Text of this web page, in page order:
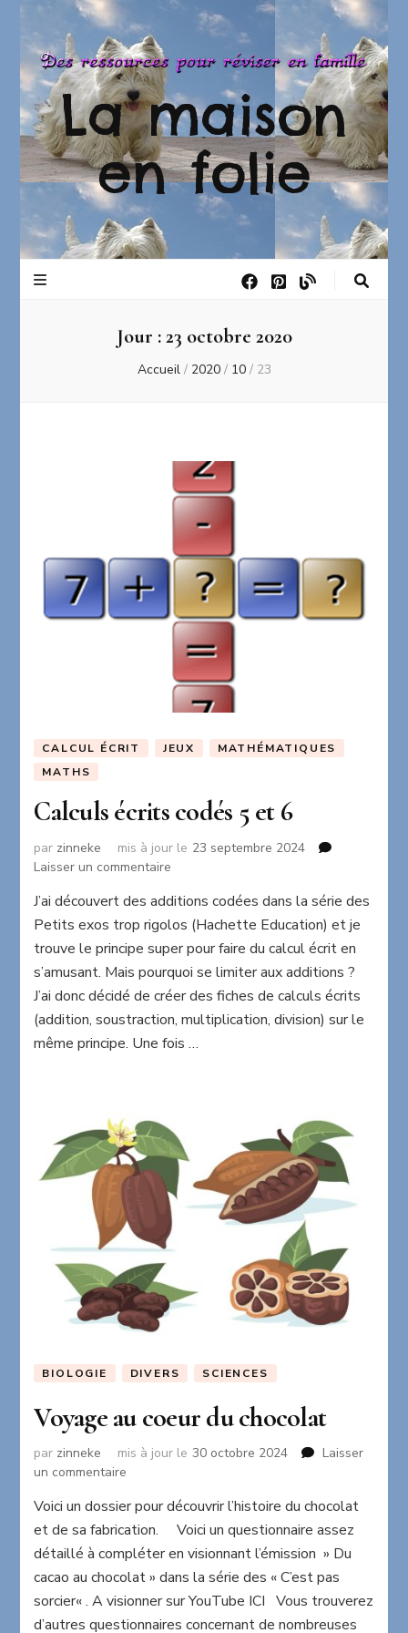
La maison
en folie
Jour :23 octobre 2020
Accueil / 2020 / 10 / 23
CALCUL ÉCRIT JEUX
MATHÉMATIQUES
MATHS
Calculs écrits codés 5 et 6
par zinneke mis à jour le 23 septembre 2024
Laisser un commentaire
écrits
codés
5
6
J’ai découvert des additions codées dans la série des
Petits exos trop rigolos (Hachette Education) et je
trouve le principe super pour faire du calcul écrit en
s’amusant. Mais pourquoi se limiter aux additions ?
J’ai donc décidé de créer des fiches de calculs écrits
(addition, soustraction, multiplication, division) sur le
même principe. Une fois …
BIOLOGIE DIVERS SCIENCES
Voyage au coeur du chocolat
par zinneke mis à jour le 30 octobre 2024
Laisser
un commentaire
au
coeur
du
Voici un dossier pour découvrir l’histoire du chocolat
et de sa fabrication. Voici un questionnaire assez
détaillé à compléter en visionnant l’émission » Du
cacao au chocolat » dans la série des « C’est pas
sorcier« . A visionner sur YouTube ICI Vous trouverez
d’autres questionnaires concernant de nombreuses